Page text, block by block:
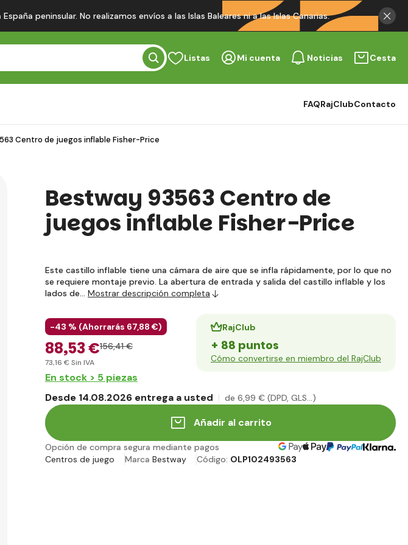
peninsular. No realizamos envíos a las Islas Baleares ni a las Islas Canarias.
Listas Mi cuenta Noticias Cesta
FAQRajClubContacto
Centro de juegos inflable Fisher-Price
Bestway 93563 Centro de
juegos inflable Fisher-Price
Este castillo inflable tiene una cámara de aire que se infla rápidamente, por lo que no
se requiere montaje previo. La abertura de entrada y salida del castillo inflable y los
lados de… Mostrar descripción completa
-43 % (Ahorrarás 67,88 €)
88,53 €156,41 €
73,16 € Sin IVA
RajClub
+ 88 puntos
Cómo convertirse en miembro del RajClub
En stock > 5 piezas
Desde 14.08.2026 entrega a usted
de 6,99 € (DPD, GLS...)
Añadir al carrito
Opción de compra segura mediante pagos
Centros de juego
Marca Bestway Código: OLP102493563